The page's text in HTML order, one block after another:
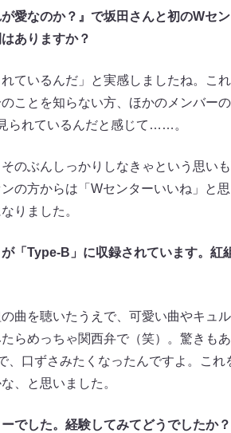
なのか？』で坂田さんと初のWセ
ありますか？
ているんだ」と実感しましたね。こ
ことを知らない方、ほかのメンバー
られているんだと感じて……。
のぶんしっかりしなきゃという思い
の方からは「Wセンターいいね」と
りました。
Type-B」に収録されています。紅
曲を聴いたうえで、可愛い曲やキュ
らめっちゃ関西弁で（笑）。驚きも
、口ずさみたくなったんですよ。これ
、と思いました。
でした。経験してみてどうでしたか？